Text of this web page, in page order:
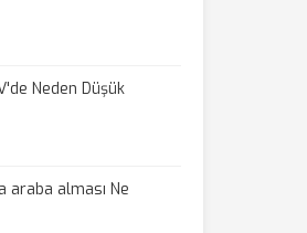
Neden Düşük
araba alması Ne